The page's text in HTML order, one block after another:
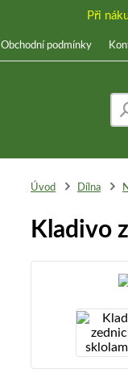
Při
Obchodní podmínky
Úvod Dílna
Kladivo